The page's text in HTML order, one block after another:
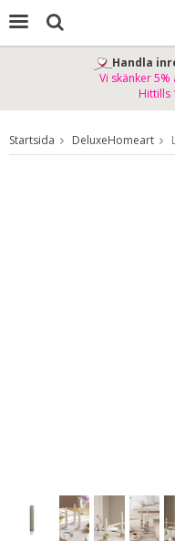
Produkten
Handla
Vi skänker
Hittills
Startsida DeluxeHomeart